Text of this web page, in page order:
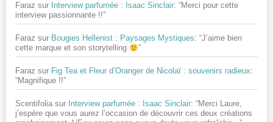
Faraz sur Interview parfumée : Isaac Sinclair: “Merci pour cette
interview passionnante !!”
Faraz sur Bougies Hellenist : Paysages Mystiques: “J’aime bien
cette marque et son storytelling
”
Faraz sur Fig Tea et Fleur d’Oranger de Nicolaï : souvenirs radieux:
“Magnifique !!”
Scentifolia sur Interview parfumée : Isaac Sinclair: “Merci Laure,
j’espère que vous aurez l’occasion de découvrir ces deux créations